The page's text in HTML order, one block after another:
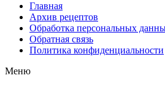
Главная
Архив рецептов
Обработка персональных
Обратная связь
Политика конфиденциальности
Меню